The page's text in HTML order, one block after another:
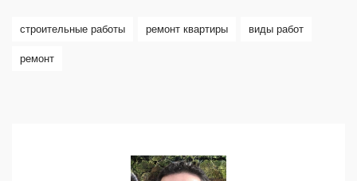
строительные работы ремонт квартиры виды работ
ремонт